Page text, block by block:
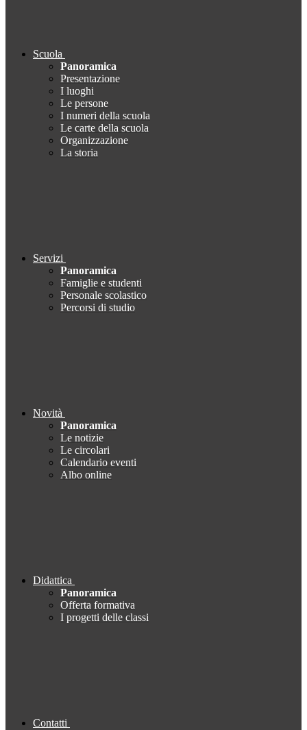
Scuola
Panoramica
Presentazione
I luoghi
Le persone
I numeri della scuola
Le carte della scuola
Organizzazione
La storia
Servizi
Panoramica
Famiglie e studenti
Personale scolastico
Percorsi di studio
Novità
Panoramica
Le notizie
Le circolari
Calendario eventi
Albo online
Didattica
Panoramica
Offerta formativa
I progetti delle classi
Contatti